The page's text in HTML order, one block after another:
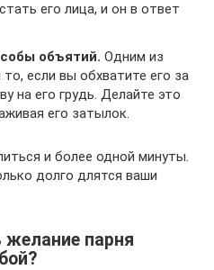
его лица, и он в ответ
объятий. Одним из
если вы обхватите его за
на его грудь. Делайте это
его затылок.
и более одной минуты.
долго длятся ваши
желание парня